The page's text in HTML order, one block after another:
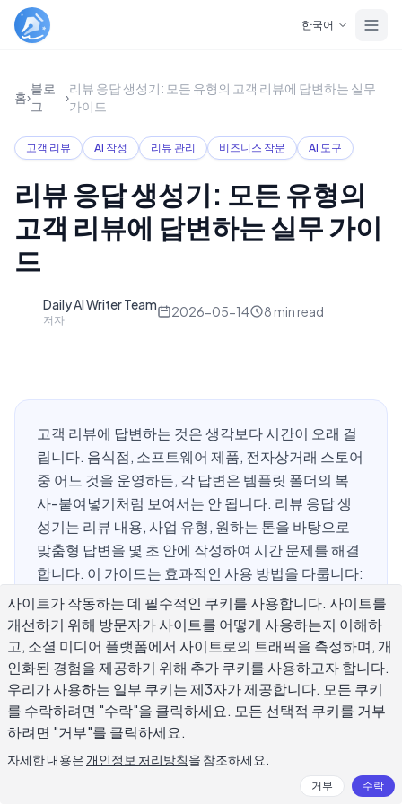
한국어
홈›
블로
그
›
리뷰 응답 생성기: 모든 유형의 고객 리뷰에 답변하는 실무
가이드
고객 리뷰 AI 작성 리뷰 관리 비즈니스 작문 AI 도구
리뷰 응답 생성기: 모든 유형의
고객 리뷰에 답변하는 실무 가이
드
Daily AI Writer Team
저자
2026-05-14 8 min read
고객 리뷰에 답변하는 것은 생각보다 시간이 오래 걸
립니다. 음식점, 소프트웨어 제품, 전자상거래 스토어
중 어느 것을 운영하든, 각 답변은 템플릿 폴더의 복
사-붙여넣기처럼 보여서는 안 됩니다. 리뷰 응답 생
성기는 리뷰 내용, 사업 유형, 원하는 톤을 바탕으로
맞춤형 답변을 몇 초 안에 작성하여 시간 문제를 해결
합니다. 이 가이드는 효과적인 사용 방법을 다룹니다:
입력 방법, 긍정적, 부정적, 중립적인 리뷰를 다르게
처리하는 방법, 그리고 생성기를 건너뛰고 직접 작성
할 시기를 포함합니다.
리뷰 응답 생성기란 무엇이며 어떻게 작
동하나요?
사이트가 작동하는 데 필수적인 쿠키를 사용합니다. 사이트를
개선하기 위해 방문자가 사이트를 어떻게 사용하는지 이해하
고, 소셜 미디어 플랫폼에서 사이트로의 트래픽을 측정하며, 개
인화된 경험을 제공하기 위해 추가 쿠키를 사용하고자 합니다.
우리가 사용하는 일부 쿠키는 제3자가 제공합니다. 모든 쿠키
를 수락하려면 "수락"을 클릭하세요. 모든 선택적 쿠키를 거부
하려면 "거부"를 클릭하세요.
자세한 내용은 개인정보 처리방침을 참조하세요.
거부 수락